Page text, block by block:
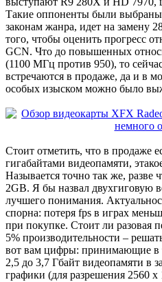
Такие оппоненты были
законам жанра, идет на замену
того, чтобы оценить прогресс
GCN. Что до повышенных
(1100 МГц против 950), то
встречаются в продаже, да и в
особых изыском можно было
Стоит отметить, что в продаже
гигабайтами видеопамяти,
Называется точно так же, разве
2GB. Я бы назвал двухгиговую
лучшего понимания.
спорна: потеря fps в играх
при покупке. Стоит ли разовая
5% производительности –
вот вам цифры: принимающие в
2,5 до 3,7 Гбайт видеопамяти в
графики (для разрешения 2560 х